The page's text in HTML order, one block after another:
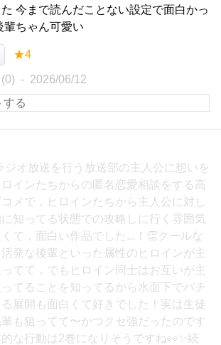
今まで読んだことない設定で面白かっ
輩ちゃん可愛い
★4
2026/06/12
ジオ放送を行う放送部の主人公に想いを
インたちからの匿名恋愛相談をする高
メで，ヒロインたちから主人公に対し
知ってる状態での攻略しに行く雰囲気
て，面白い作品でした...！👏クールな
活発な後輩といった属性のヒロインが主
ってて，でもヒロイン同士はお互いが主
ってることを知ってるから水面下でバチ
展開も面白くて好きでした！実は生徒
も狙ってて〜かつクセ強だったのです
な行動は2巻になりそうですね👀✨続